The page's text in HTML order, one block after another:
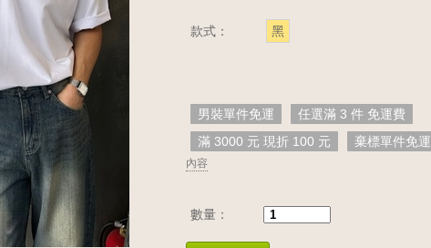
款式： 黑
男裝單件免運
任選滿 3 件 免運費
滿 3000 元 現折 100 元
棄標單件免運
內容
數量：